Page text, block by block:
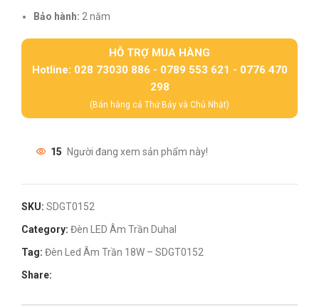
Bảo hành: 2 năm
HỖ TRỢ MUA HÀNG
Hotline: 028 73030 886 - 0789 553 621 - 0776 470
298
(Bán hàng cả Thứ Bảy và Chủ Nhật)
15 Người đang xem sản phẩm này!
SKU: SDGT0152
Category: Đèn LED Âm Trần Duhal
Tag: Đèn Led Âm Trần 18W – SDGT0152
Share: